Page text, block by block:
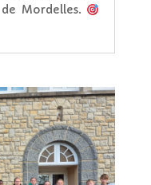
Mordelles.